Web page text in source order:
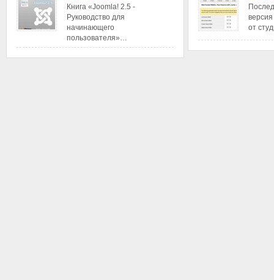
Книга «Joomla! 2.5 -
Руководство для
начинающего
пользователя»…
от